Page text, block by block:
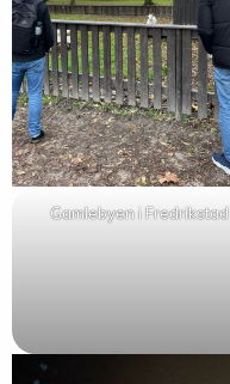
Gamlebyen i Fredrikstad